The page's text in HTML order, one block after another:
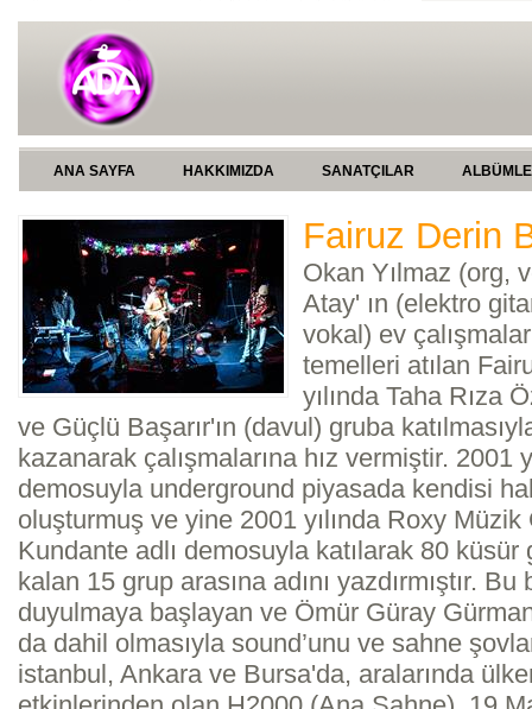
ANA SAYFA HAKKIMIZDA SANATÇILAR
Fairuz Derin
Okan Yılmaz (org,
Atay' ın (elektro
vokal) ev
temelleri atılan
yılında Taha Rıza
ve Güçlü Başarır'ın (davul) gruba
kazanarak çalışmalarına hız vermiştir. 2001
demosuyla underground piyasada kendisi
oluşturmuş ve yine 2001 yılında Roxy Müzik
Kundante adlı demosuyla katılarak 80 küsür
kalan 15 grup arasına adını yazdırmıştır. Bu
duyulmaya başlayan ve Ömür Güray
da dahil olmasıyla sound’unu ve sahne
istanbul, Ankara ve Bursa'da, aralarında